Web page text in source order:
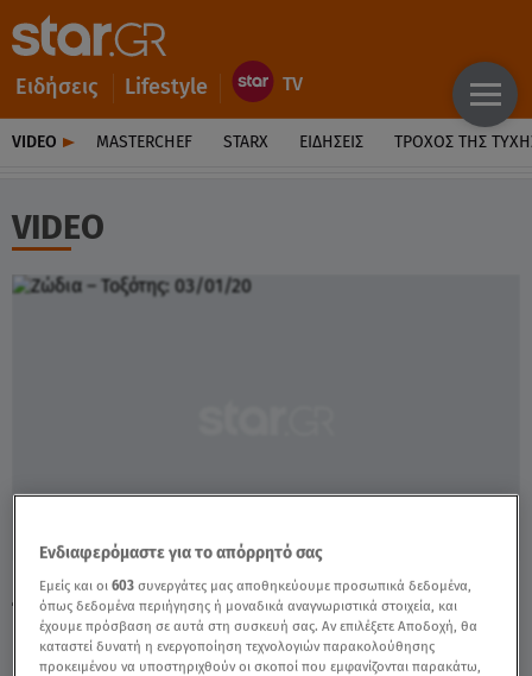
Ειδήσεις Lifestyle
VIDEO MASTERCHEF STARX ΕΙΔΉΣΕΙΣ ΤΡΟΧΌΣ ΤΗΣ
VIDEO
Ζώδια – Τοξότης: 03/01/20 - Video
Ενδιαφερόμαστε για το απόρρητό σας
Εμείς και οι603 συνεργάτες μας αποθηκεύουμε προσωπικά δεδομένα,
όπως δεδομένα περιήγησης ή μοναδικά αναγνωριστικά στοιχεία, και
έχουμε πρόσβαση σε αυτά στη συσκευή σας. Αν επιλέξετε Αποδοχή, θα
καταστεί δυνατή η ενεργοποίηση τεχνολογιών παρακολούθησης
προκειμένου να υποστηριχθούν οι σκοποί που εμφανίζονται παρακάτω,